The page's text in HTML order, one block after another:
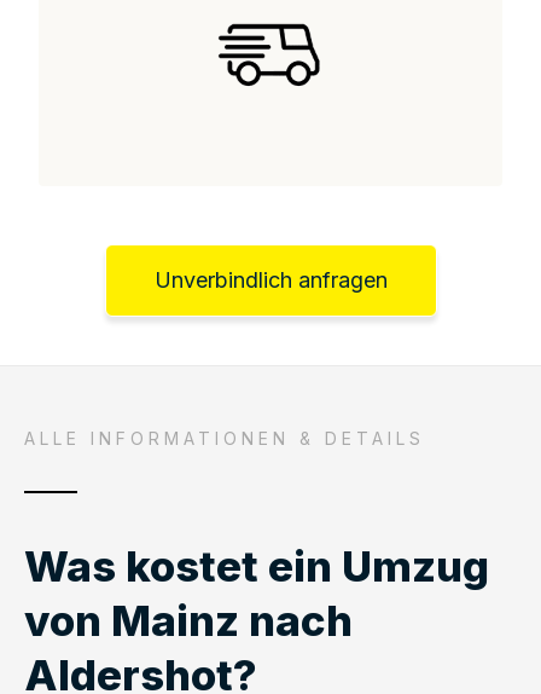
Unverbindlich anfragen
ALLE INFORMATIONEN & DETAILS
Was kostet ein Umzug
von Mainz nach
Aldershot?